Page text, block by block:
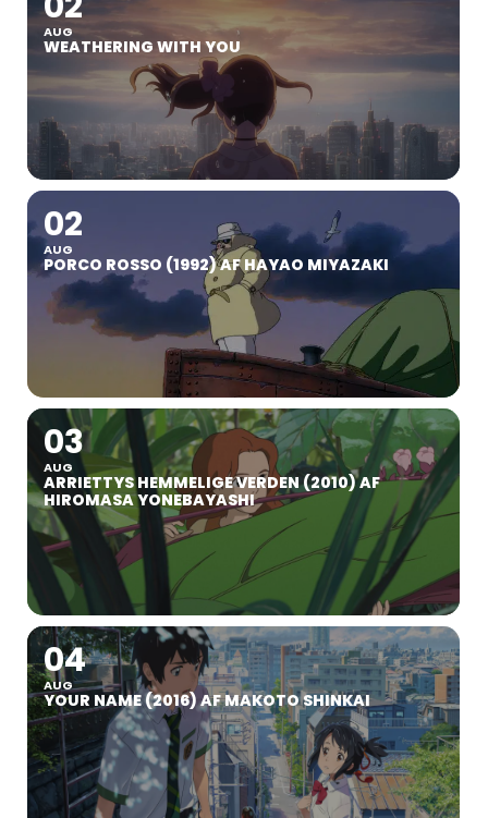
AUG
WEATHERING WITH YOU
02
AUG
PORCO ROSSO (1992) AF HAYAO MIYAZAKI
03
AUG
ARRIETTYS HEMMELIGE VERDEN (2010) AF
HIROMASA YONEBAYASHI
04
AUG
YOUR NAME (2016) AF MAKOTO SHINKAI